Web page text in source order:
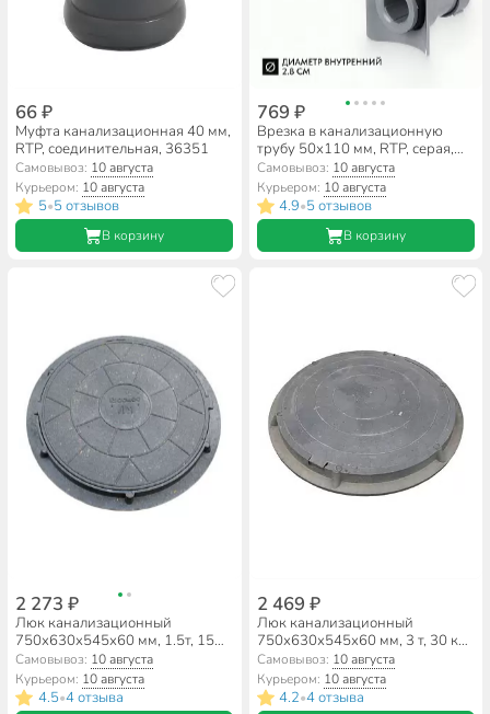
66 ₽
Муфта канализационная 40 мм,
RTP, соединительная, 36351
Самовывоз: 10 августа
Курьером: 10 августа
5•5 отзывов
В корзину
769 ₽
Врезка в канализационную
трубу 50х110 мм, RTP, серая,
43111
Самовывоз: 10 августа
Курьером: 10 августа
4.9•5 отзывов
В корзину
2 273 ₽
Люк канализационный
750х630х545х60 мм, 1.5т, 15
кН, полимер, ТТ000013105
Самовывоз: 10 августа
Курьером: 10 августа
4.5•4 отзыва
2 469 ₽
Люк канализационный
750х630х545х60 мм, 3 т, 30 кН,
полимер, ТТ000013101
Самовывоз: 10 августа
Курьером: 10 августа
4.2•4 отзыва